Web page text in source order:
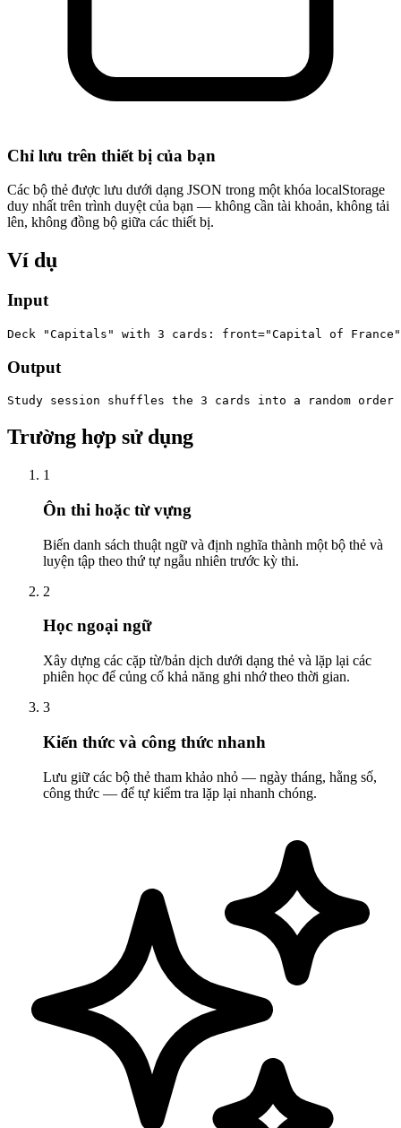
Chỉ lưu trên thiết bị của bạn
Các bộ thẻ được lưu dưới dạng JSON trong một khóa localStorage
duy nhất trên trình duyệt của bạn — không cần tài khoản, không tải
lên, không đồng bộ giữa các thiết bị.
Ví dụ
Input
Deck "Capitals" with 3 cards: front="Capital of
Output
Study session shuffles the 3 cards into a random
Trường hợp sử dụng
1
Ôn thi hoặc từ vựng
Biến danh sách thuật ngữ và định nghĩa thành một bộ thẻ và
luyện tập theo thứ tự ngẫu nhiên trước kỳ thi.
2
Học ngoại ngữ
Xây dựng các cặp từ/bản dịch dưới dạng thẻ và lặp lại các
phiên học để củng cố khả năng ghi nhớ theo thời gian.
3
Kiến thức và công thức nhanh
Lưu giữ các bộ thẻ tham khảo nhỏ — ngày tháng, hằng số,
công thức — để tự kiểm tra lặp lại nhanh chóng.